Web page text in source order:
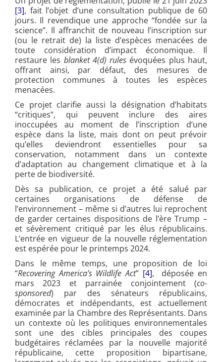
[3], fait l’objet d’une consultation publique de 60
jours. Il revendique une approche “fondée sur la
science”. Il affranchit de nouveau l’inscription sur
(ou le retrait de) la liste d’espèces menacées de
toute considération d’impact économique. Il
restaure les blanket 4(d) rules évoquées plus haut,
offrant ainsi, par défaut, des mesures de
protection communes à toutes les espèces
menacées.
Ce projet clarifie aussi la désignation d’habitats
“critiques”, qui peuvent inclure des aires
inoccupées au moment de l’inscription d’une
espèce dans la liste, mais dont on peut prévoir
qu’elles deviendront essentielles pour sa
conservation, notamment dans un contexte
d’adaptation au changement climatique et à la
perte de biodiversité.
Dès sa publication, ce projet a été salué par
certaines organisations de défense de
l’environnement – même si d’autres lui reprochent
de garder certaines dispositions de l’ère Trump –
et sévèrement critiqué par les élus républicains.
L’entrée en vigueur de la nouvelle réglementation
est espérée pour le printemps 2024.
Dans le même temps, une proposition de loi
“Recovering America’s Wildlife Act” [4], déposée en
mars 2023 et parrainée conjointement (co-
sponsored) par des sénateurs républicains,
démocrates et indépendants, est actuellement
examinée par la Chambre des Représentants. Dans
un contexte où les politiques environnementales
sont une des cibles principales des coupes
budgétaires réclamées par la nouvelle majorité
républicaine, cette proposition bipartisane,